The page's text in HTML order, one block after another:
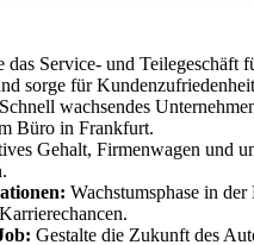
das Service- und Teilegeschäft
sorge für
Schnell wachsendes
Büro in Frankfurt.
Gehalt, Firmenwagen und
Wachstumsphase in
Gestalte die Zukunft des